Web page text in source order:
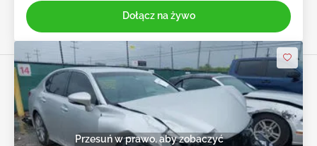
Dołącz na żywo
Przesuń w prawo, aby zobaczyć